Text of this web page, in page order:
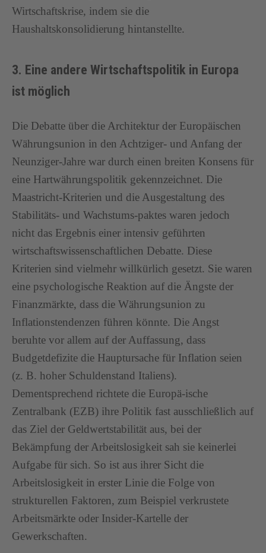
Wirtschaftskrise, indem sie die
Haushaltskonsolidierung hintanstellte.
3. Eine andere Wirtschaftspolitik in Europa
ist möglich
Die Debatte über die Architektur der Europäischen
Währungsunion in den Achtziger- und Anfang der
Neunziger-Jahre war durch einen breiten Konsens für
eine Hartwährungspolitik gekennzeichnet. Die
Maastricht-Kriterien und die Ausgestaltung des
Stabilitäts- und Wachstums-paktes waren jedoch
nicht das Ergebnis einer intensiv geführten
wirtschaftswissenschaftlichen Debatte. Diese
Kriterien sind vielmehr willkürlich gesetzt. Sie waren
eine psychologische Reaktion auf die Ängste der
Finanzmärkte, dass die Währungsunion zu
Inflationstendenzen führen könnte. Die Angst
beruhte vor allem auf der Auffassung, dass
Budgetdefizite die Hauptursache für Inflation seien
(z. B. hoher Schuldenstand Italiens).
Dementsprechend richtete die Europä-ische
Zentralbank (EZB) ihre Politik fast ausschließlich auf
das Ziel der Geldwertstabilität aus, bei der
Bekämpfung der Arbeitslosigkeit sah sie keinerlei
Aufgabe für sich. So ist aus ihrer Sicht die
Arbeitslosigkeit in erster Linie die Folge von
strukturellen Faktoren, zum Beispiel verkrustete
Arbeitsmärkte oder Insider-Kartelle der
Gewerkschaften.